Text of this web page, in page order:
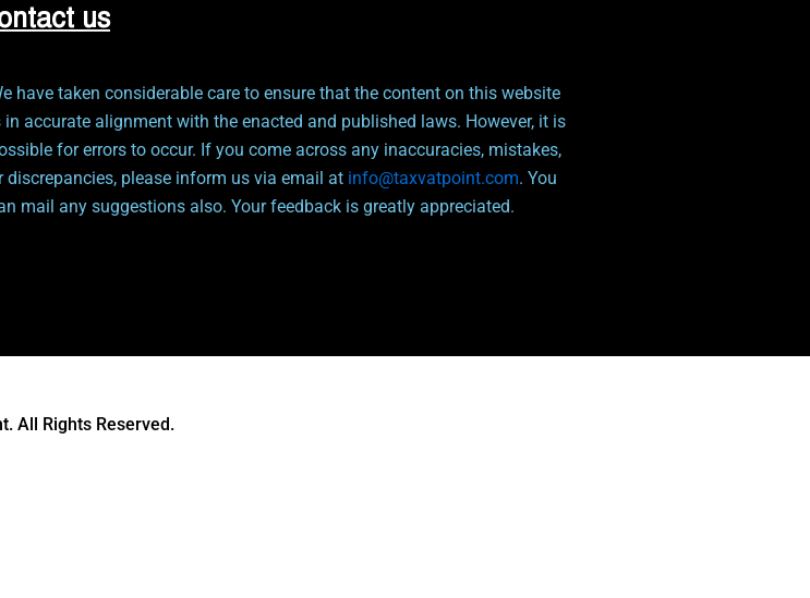
us
have taken considerable care to ensure that the content on this website
in accurate alignment with the enacted and published laws. However, it is
for errors to occur. If you come across any inaccuracies, mistakes,
discrepancies, please inform us via email at info@taxvatpoint.com. You
mail any suggestions also. Your feedback is greatly appreciated.
All Rights Reserved.